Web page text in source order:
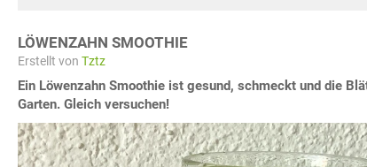
LÖWENZAHN SMOOTHIE
Erstellt von Tztz
Ein Löwenzahn Smoothie ist gesund, schmeckt und die
Garten. Gleich versuchen!